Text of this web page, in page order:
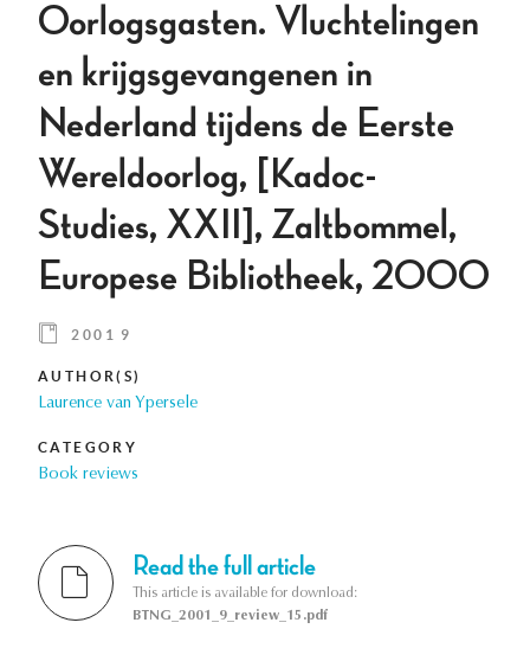
Oorlogsgasten. Vluchtelingen
en krijgsgevangenen in
Nederland tijdens de Eerste
Wereldoorlog, [Kadoc-
Studies, XXII], Zaltbommel,
Europese Bibliotheek, 2000
2001 9
AUTHOR(S)
Laurence van Ypersele
CATEGORY
Book reviews
Read the full article
This article is available for download:
BTNG_2001_9_review_15.pdf